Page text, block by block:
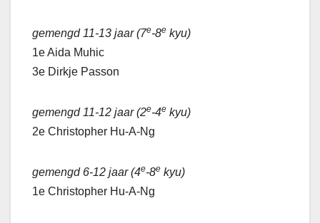
gemengd 11-13 jaar (7e-8e kyu)
1e Aida Muhic
3e Dirkje Passon
gemengd 11-12 jaar (2e-4e kyu)
2e Christopher Hu-A-Ng
gemengd 6-12 jaar (4e-8e kyu)
1e Christopher Hu-A-Ng